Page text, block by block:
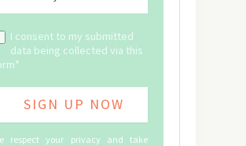
I consent to my submitted
data being collected via this
respect your privacy and take